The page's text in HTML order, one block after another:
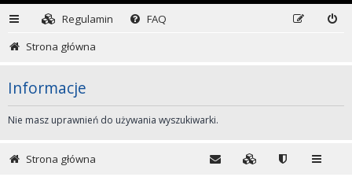
Regulamin
FAQ
Strona główna
Informacje
Nie masz uprawnień do używania wyszukiwarki.
Strona główna